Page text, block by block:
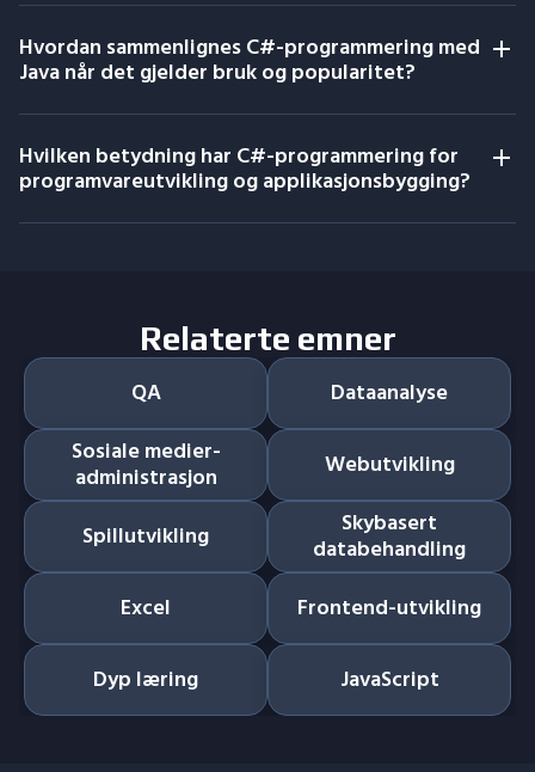
Hvordan sammenlignes C#-programmering med
Java når det gjelder bruk og popularitet?
Hvilken betydning har C#-programmering for
programvareutvikling og applikasjonsbygging?
Relaterte emner
QA
Dataanalyse
Sosiale medier-
administrasjon Webutvikling
Spillutvikling Skybasert
databehandling
Excel
Frontend-utvikling
Dyp læring JavaScript